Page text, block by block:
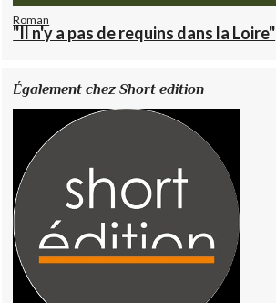
Roman
"Il n'y a pas de requins dans la Loire"
Également chez Short edition